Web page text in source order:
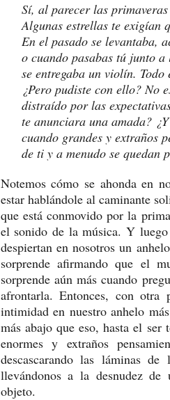
Sí, al parecer las
Algunas estrellas te exigían
En el pasado se levantaba,
o cuando pasabas tú junto
se entregaba un violín. Todo
¿Pero pudiste con ello? No
distraído por las
te anunciara una amada?
cuando grandes y extraños
de ti y a menudo se quedan
Notemos cómo se ahonda en
estar hablándole al caminante
que está conmovido por la
el sonido de la música. Y luego
despiertan en nosotros un
sorprende afirmando que el
sorprende aún más cuando
afrontarla. Entonces, con
intimidad en nuestro anhelo
más abajo que eso, hasta el
enormes y extraños
descascarando las láminas
llevándonos a la desnudez
objeto.